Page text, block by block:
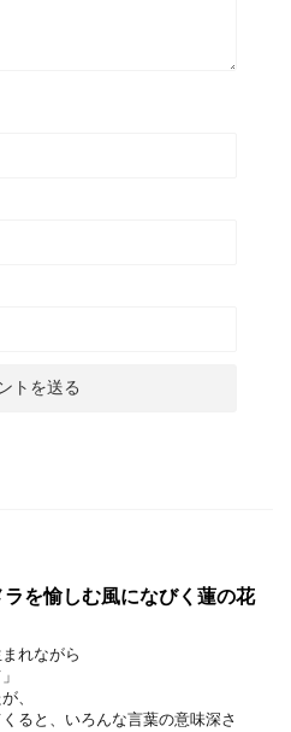
ラを愉しむ風になびく蓮の花
れながら
、
ると、いろんな言葉の意味深さ